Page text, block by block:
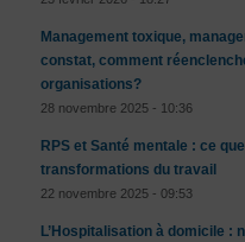
Management toxique,
constat, comment
organisations?
28 novembre 2025 - 10:36
RPS et Santé mentale : ce
transformations du travail
22 novembre 2025 - 09:53
L’Hospitalisation à domicile :